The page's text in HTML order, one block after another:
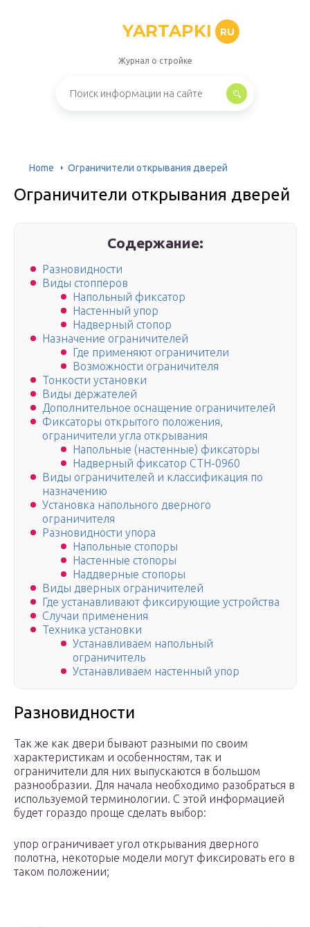
YARTAPKI RU
Журнал о стройке
Home Ограничители открывания дверей
Ограничители открывания дверей
Содержание:
Разновидности
Виды стопперов
Напольный фиксатор
Настенный упор
Надверный стопор
Назначение ограничителей
Где применяют ограничители
Возможности ограничителя
Тонкости установки
Виды держателей
Дополнительное оснащение ограничителей
Фиксаторы открытого положения,
ограничители угла открывания
Напольные (настенные) фиксаторы
Надверный фиксатор СТН-0960
Виды ограничителей и классификация по
назначению
Установка напольного дверного
ограничителя
Разновидности упора
Напольные стопоры
Настенные стопоры
Наддверные стопоры
Виды дверных ограничителей
Где устанавливают фиксирующие устройства
Случаи применения
Техника установки
Устанавливаем напольный
ограничитель
Устанавливаем настенный упор
Разновидности
Так же как двери бывают разными по своим
характеристикам и особенностям, так и
ограничители для них выпускаются в большом
разнообразии. Для начала необходимо разобраться в
используемой терминологии. С этой информацией
будет гораздо проще сделать выбор:
упор ограничивает угол открывания дверного
полотна, некоторые модели могут фиксировать его в
таком положении;